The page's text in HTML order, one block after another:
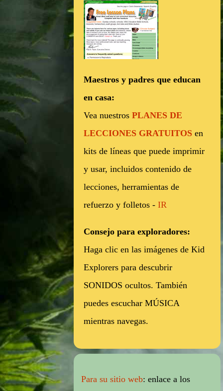
Maestros y padres que educan
en casa:
Vea nuestros PLANES DE
LECCIONES GRATUITOS en
kits de líneas que puede imprimir
y usar, incluidos contenido de
lecciones, herramientas de
refuerzo y folletos - IR
Consejo para exploradores:
Haga clic en las imágenes de Kid
Explorers para descubrir
SONIDOS ocultos. También
puedes escuchar MÚSICA
mientras navegas.
Para su sitio web: enlace a los